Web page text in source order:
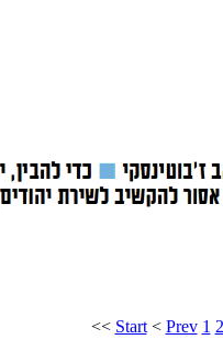
<< Start< Prev 1 2